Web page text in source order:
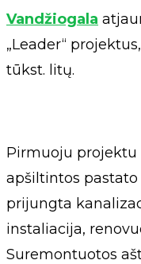
Vandžiogala
„Leader“
tūkst. litų.
Pirmuoju projektu
apšiltintos pastato
prijungta
instaliacija,
Suremontuotos